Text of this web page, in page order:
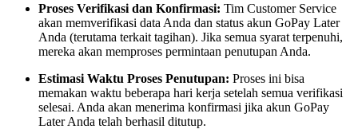
Proses Verifikasi dan Konfirmasi: Tim Customer Service
akan memverifikasi data Anda dan status akun GoPay Later
Anda (terutama terkait tagihan). Jika semua syarat terpenuhi,
mereka akan memproses permintaan penutupan Anda.
Estimasi Waktu Proses Penutupan: Proses ini bisa
memakan waktu beberapa hari kerja setelah semua verifikasi
selesai. Anda akan menerima konfirmasi jika akun GoPay
Later Anda telah berhasil ditutup.